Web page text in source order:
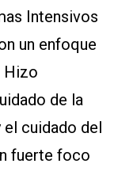
Intensivos
un enfoque
Hizo
de la
el cuidado del
fuerte foco